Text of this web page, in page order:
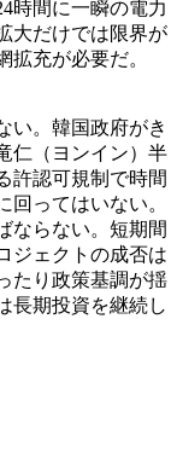
時間に一瞬の電力
大だけでは限界が
充が必要だ。
い。韓国政府がき
仁（ヨンイン）半
許認可規制で時間
回ってはいない。
ならない。短期間
ジェクトの成否は
たり政策基調が揺
長期投資を継続し